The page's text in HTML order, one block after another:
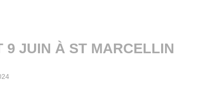
9 JUIN À ST MARCELLIN